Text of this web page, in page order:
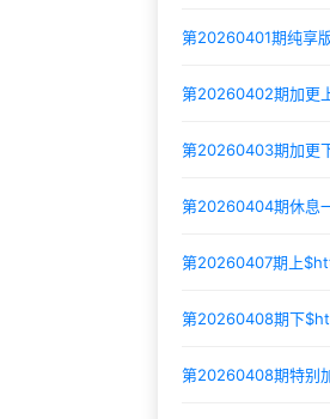
第20260401期纯享
第20260402期加更
第20260403期加更
第20260404期休息
第20260407期上$
第20260408期下$
第20260408期特别